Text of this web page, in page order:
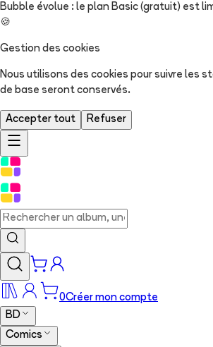
Bubble évolue : le plan Basic (gratuit) est
🍪
Gestion des cookies
Nous utilisons des cookies pour suivre les
de base seront conservés.
Accepter tout Refuser
0Créer mon compte
BD
Comics